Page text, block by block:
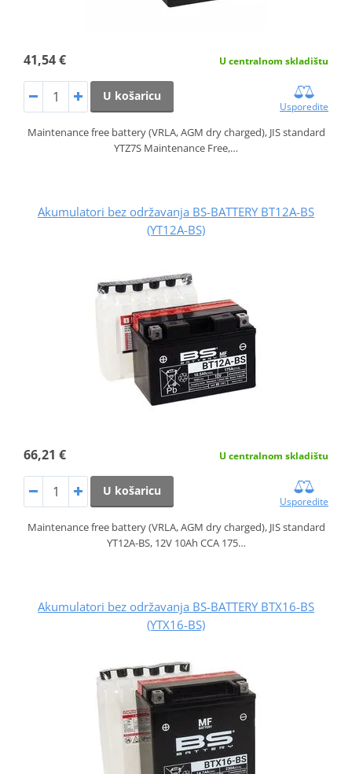
41,54 € U centralnom skladištu
U košaricu
Usporedite
Maintenance free battery (VRLA, AGM dry charged), JIS standard
YTZ7S Maintenance Free,…
Akumulatori bez održavanja BS-BATTERY BT12A-BS
(YT12A-BS)
66,21 € U centralnom skladištu
U košaricu
Usporedite
Maintenance free battery (VRLA, AGM dry charged), JIS standard
YT12A-BS, 12V 10Ah CCA 175…
Akumulatori bez održavanja BS-BATTERY BTX16-BS
(YTX16-BS)